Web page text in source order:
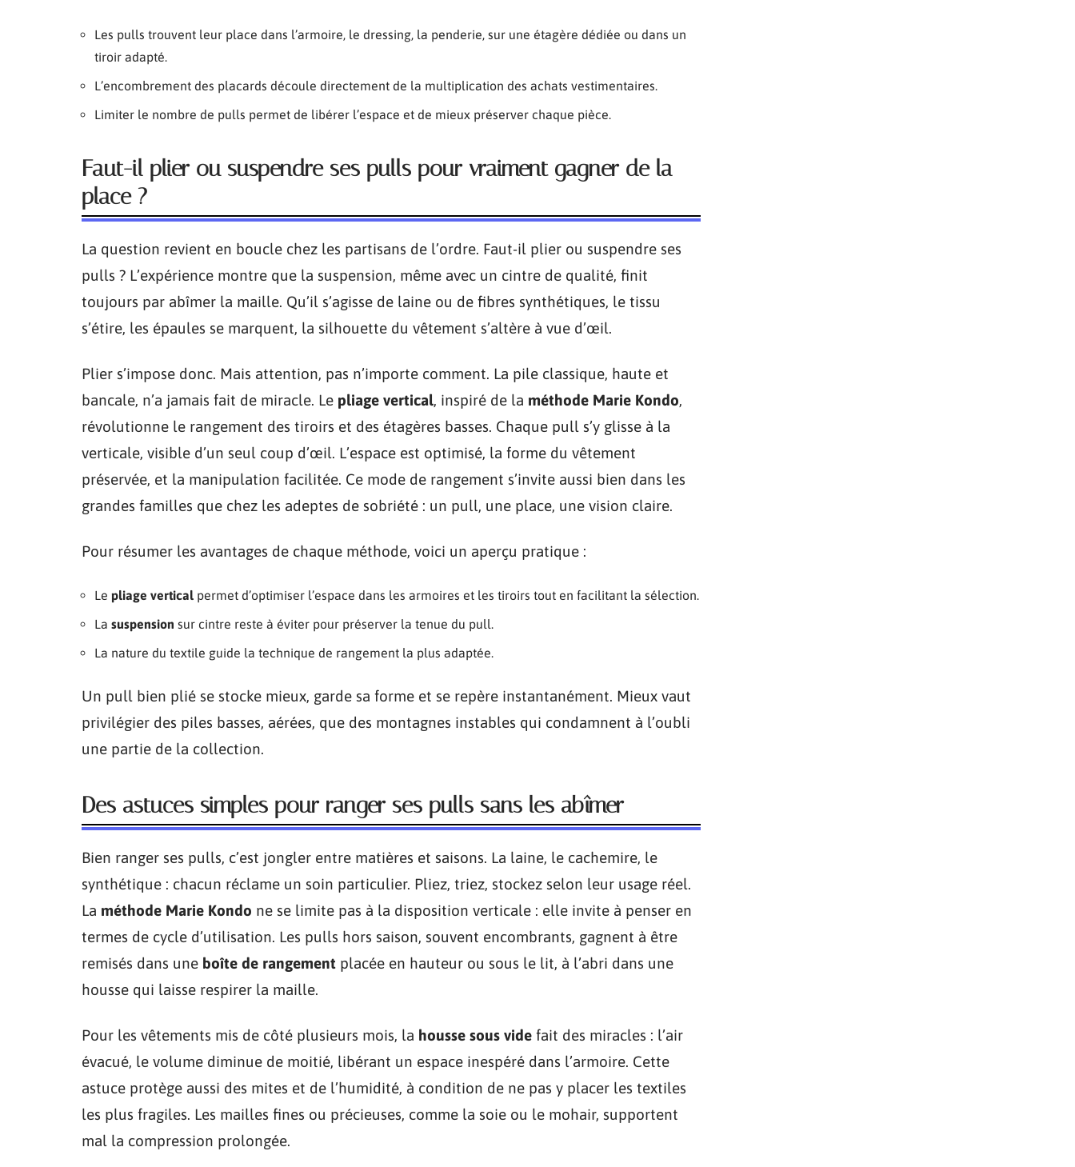
Les pulls trouvent leur place dans l’armoire, le dressing, la penderie, sur une étagère dédiée ou dans un
tiroir adapté.
L’encombrement des placards découle directement de la multiplication des achats vestimentaires.
Limiter le nombre de pulls permet de libérer l’espace et de mieux préserver chaque pièce.
Faut-il plier ou suspendre ses pulls pour vraiment gagner de la
place ?
La question revient en boucle chez les partisans de l’ordre. Faut-il plier ou suspendre ses
pulls ? L’expérience montre que la suspension, même avec un cintre de qualité, finit
toujours par abîmer la maille. Qu’il s’agisse de laine ou de fibres synthétiques, le tissu
s’étire, les épaules se marquent, la silhouette du vêtement s’altère à vue d’œil.
Plier s’impose donc. Mais attention, pas n’importe comment. La pile classique, haute et
bancale, n’a jamais fait de miracle. Le pliage vertical, inspiré de la méthode Marie Kondo,
révolutionne le rangement des tiroirs et des étagères basses. Chaque pull s’y glisse à la
verticale, visible d’un seul coup d’œil. L’espace est optimisé, la forme du vêtement
préservée, et la manipulation facilitée. Ce mode de rangement s’invite aussi bien dans les
grandes familles que chez les adeptes de sobriété : un pull, une place, une vision claire.
Pour résumer les avantages de chaque méthode, voici un aperçu pratique :
Le pliage vertical permet d’optimiser l’espace dans les armoires et les tiroirs tout en facilitant la sélection.
La suspension sur cintre reste à éviter pour préserver la tenue du pull.
La nature du textile guide la technique de rangement la plus adaptée.
Un pull bien plié se stocke mieux, garde sa forme et se repère instantanément. Mieux vaut
privilégier des piles basses, aérées, que des montagnes instables qui condamnent à l’oubli
une partie de la collection.
Des astuces simples pour ranger ses pulls sans les abîmer
Bien ranger ses pulls, c’est jongler entre matières et saisons. La laine, le cachemire, le
synthétique : chacun réclame un soin particulier. Pliez, triez, stockez selon leur usage réel.
La méthode Marie Kondo ne se limite pas à la disposition verticale : elle invite à penser en
termes de cycle d’utilisation. Les pulls hors saison, souvent encombrants, gagnent à être
remisés dans une boîte de rangement placée en hauteur ou sous le lit, à l’abri dans une
housse qui laisse respirer la maille.
Pour les vêtements mis de côté plusieurs mois, la housse sous vide fait des miracles : l’air
évacué, le volume diminue de moitié, libérant un espace inespéré dans l’armoire. Cette
astuce protège aussi des mites et de l’humidité, à condition de ne pas y placer les textiles
les plus fragiles. Les mailles fines ou précieuses, comme la soie ou le mohair, supportent
mal la compression prolongée.